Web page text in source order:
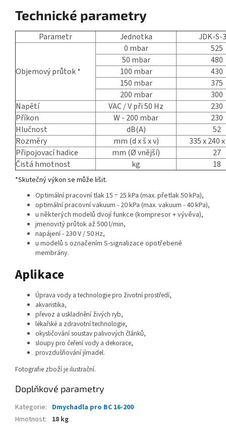
Technické parametry
Parametr Jednotka JDK-S-
Objemový průtok *
0 mbar
525
50 mbar
480
100 mbar
430
150 mbar
375
200 mbar
300
Napětí
VAC / V při 50 Hz
230
Příkon
W - 200 mbar
230
Hlučnost
dB(A)
52
Rozměry
mm (d x š x v)
335 x 240
Připojovací hadice
mm (Ø vnější)
27
Čistá hmotnost
kg 18
*Skutečný výkon se může lišit.
Optimální pracovní tlak 15 ÷ 25 kPa (max. přetlak 50 kPa),
optimální pracovní vakuum - 20 kPa (max. vakuum - 40 kPa),
u některých modelů dvojí funkce (kompresor + vývěva),
jmenovitý průtok až 500 l/min,
napájení - 230 V / 50 Hz,
u modelů s označením S-signalizace opotřebené
membrány.
Aplikace
Úprava vody a technologie pro životní prostředí,
akvaristika,
převoz a uskladnění živých ryb,
lékařské a zdravotní technologie,
okysličování soustav palivových článků,
sloupy pro čeření vody a dekorace,
provzdušňování jímadel.
Fotografie zboží je ilustrační.
Doplňkové parametry
Kategorie: Dmychadla pro BC 16-200
Hmotnost: 18 kg